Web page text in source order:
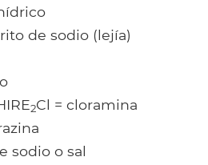
de sodio (lejía)
2Cl = cloramina
sodio o sal